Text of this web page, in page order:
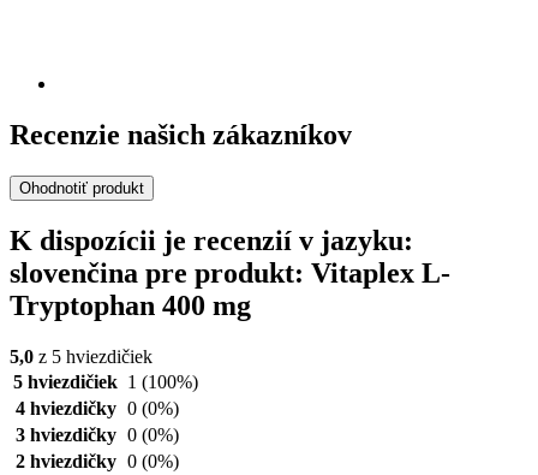
Recenzie našich zákazníkov
Ohodnotiť produkt
K dispozícii je recenzií v jazyku:
slovenčina pre produkt: Vitaplex L-
Tryptophan 400 mg
5,0 z 5 hviezdičiek
5 hviezdičiek 1 (100%)
4 hviezdičky 0 (0%)
3 hviezdičky 0 (0%)
2 hviezdičky 0 (0%)